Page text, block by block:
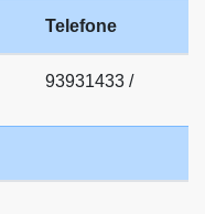
Telefone
93931433 /